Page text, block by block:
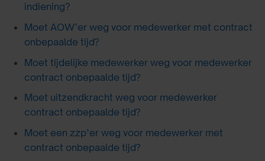
indiening?
Moet AOW’er weg voor medewerker met contract
onbepaalde tijd?
Moet tijdelijke medewerker weg voor medewerker
contract onbepaalde tijd?
Moet uitzendkracht weg voor medewerker
contract onbepaalde tijd?
Moet een zzp’er weg voor medewerker met
contract onbepaalde tijd?